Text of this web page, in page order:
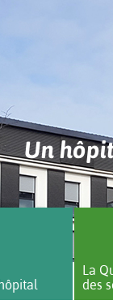
Un
La
des